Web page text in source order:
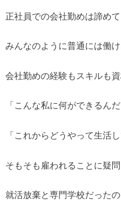
正社員での会社勤めは諦めて
みんなのように普通には働け
会社勤めの経験もスキルも資
「こんな私に何ができるんだ
「これからどうやって生活
そもそも雇われることに疑
就活放棄と専門学校だったの